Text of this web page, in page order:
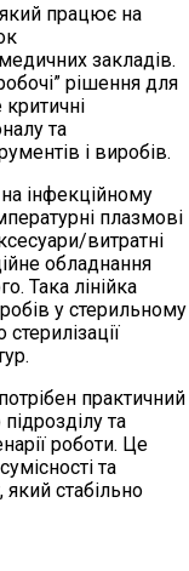
працює на
закладів.
рішення для
та
і виробів.
інфекційному
плазмові
витратні
обладнання
Така лінійка
у стерильному
практичний
та
роботи. Це
та
стабільно